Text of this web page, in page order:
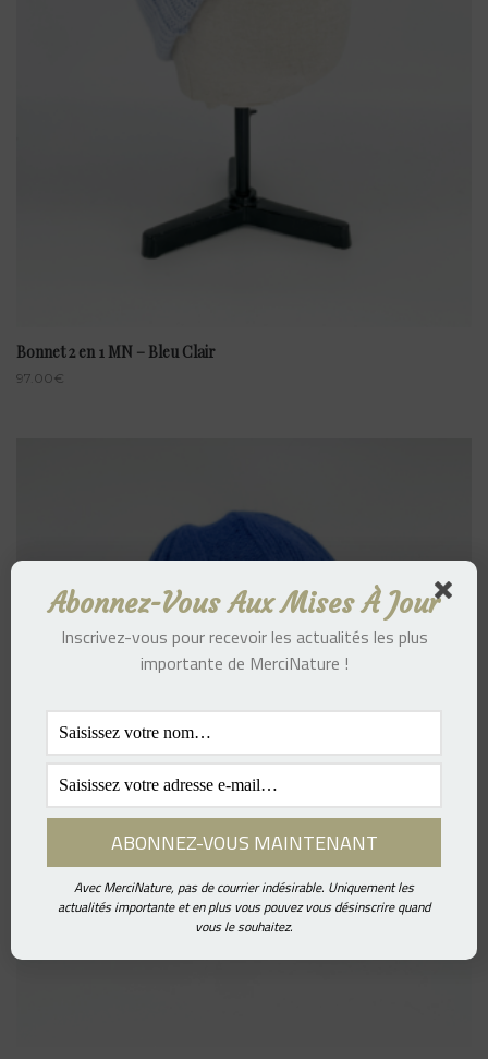
Bonnet 2 en 1 MN – Bleu Clair
97.00€
Abonnez-Vous Aux Mises À Jour
Inscrivez-vous pour recevoir les actualités les plus
importante de MerciNature !
Avec MerciNature, pas de courrier indésirable. Uniquement les
actualités importante et en plus vous pouvez vous désinscrire quand
vous le souhaitez.